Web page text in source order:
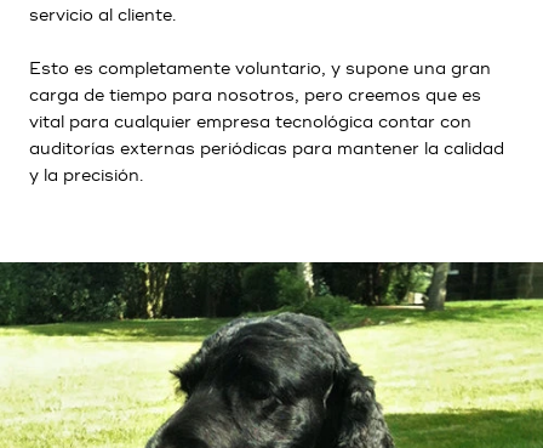
servicio al cliente.
Esto es completamente voluntario, y supone una gran
carga de tiempo para nosotros, pero creemos que es
vital para cualquier empresa tecnológica contar con
auditorías externas periódicas para mantener la calidad
y la precisión.